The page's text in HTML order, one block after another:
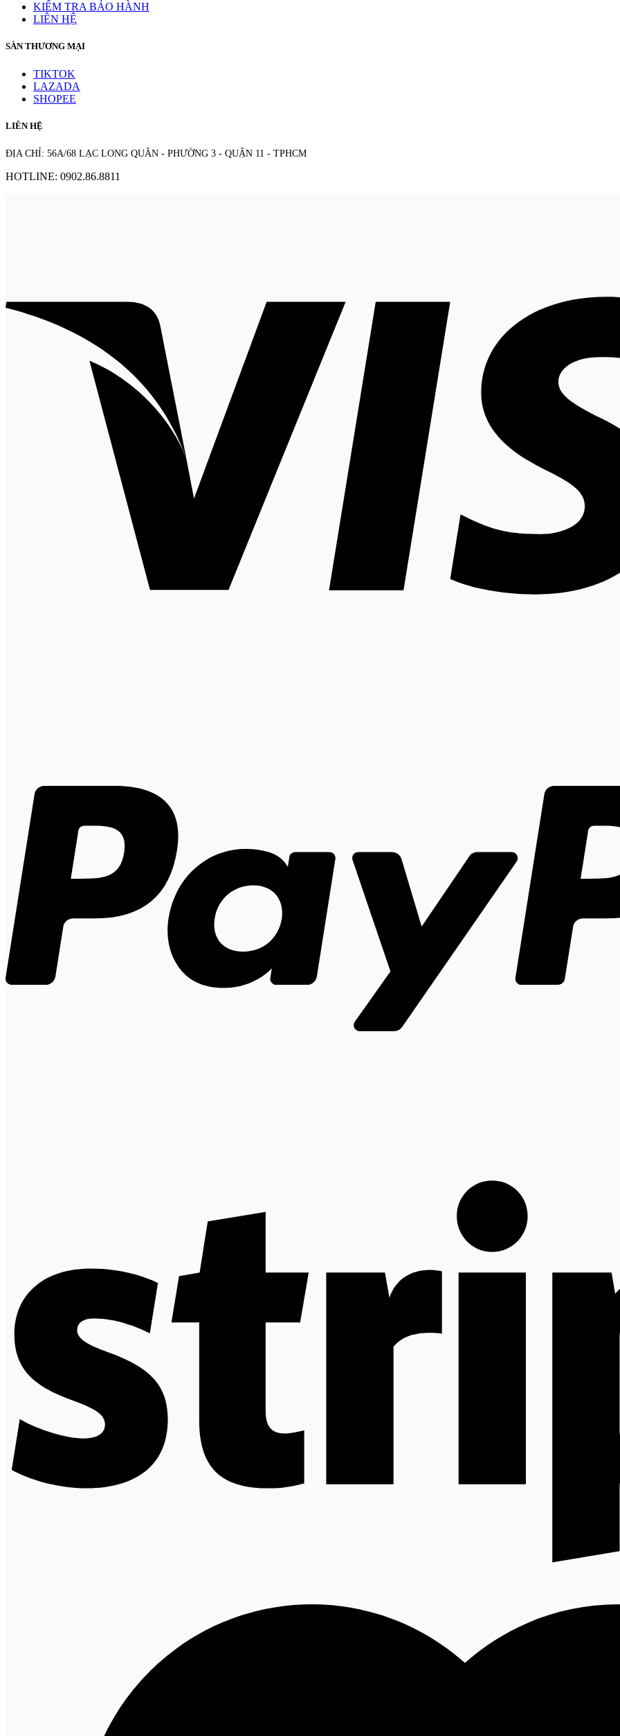
KIỂM TRA BẢO HÀNH
LIÊN HỆ
SÀN THƯƠNG MẠI
TIKTOK
LAZADA
SHOPEE
LIÊN HỆ
ĐỊA CHỈ: 56A/68 LẠC LONG QUÂN - PHƯỜNG 3 - QUẬN 11 - TPHCM
HOTLINE: 0902.86.8811